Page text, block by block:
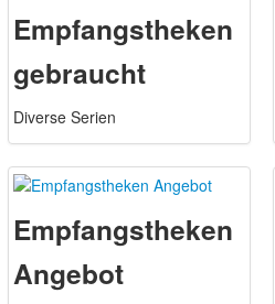
Empfangstheken
gebraucht
Diverse Serien
Empfangstheken
Angebot